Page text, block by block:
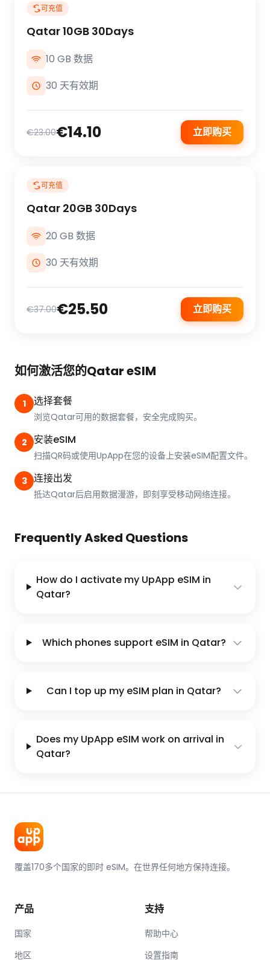
可充值
Qatar 10GB 30Days
10 GB 数据
30 天有效期
€23.00€14.10 立即购买
可充值
Qatar 20GB 30Days
20 GB 数据
30 天有效期
€37.00€25.50 立即购买
如何激活您的Qatar eSIM
1 选择套餐
浏览Qatar可用的数据套餐，安全完成购买。
2 安装eSIM
扫描QR码或使用UpApp在您的设备上安装eSIM配置文件。
3 连接出发
抵达Qatar后启用数据漫游，即刻享受移动网络连接。
Frequently Asked Questions
How do I activate my UpApp eSIM in
Qatar?
Which phones support eSIM in Qatar?
Can I top up my eSIM plan in Qatar?
Does my UpApp eSIM work on arrival in
Qatar?
覆盖170多个国家的即时 eSIM。在世界任何地方保持连接。
产品
国家
地区
支持
帮助中心
设置指南